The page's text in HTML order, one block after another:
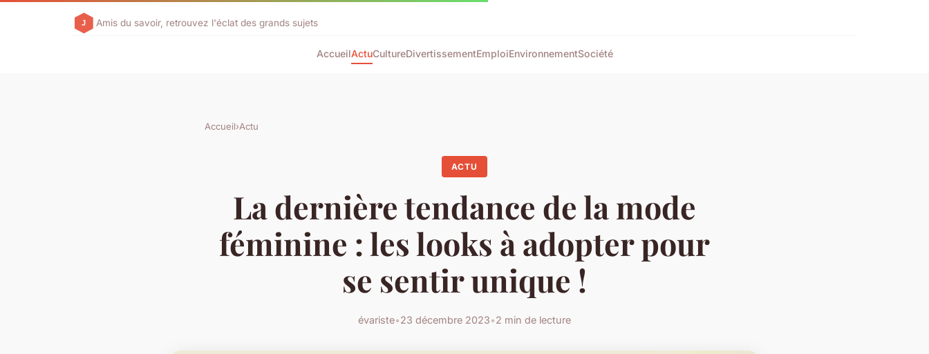
Amis du savoir, retrouvez l'éclat des grands sujets
AccueilActuCultureDivertissementEmploiEnvironnementSociété
Accueil›Actu
ACTU
La dernière tendance de la mode
féminine : les looks à adopter pour
se sentir unique !
évariste•23 décembre 2023•2 min de lecture